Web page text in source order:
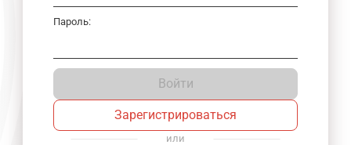
Пароль:
Войти
Зарегистрироваться
или